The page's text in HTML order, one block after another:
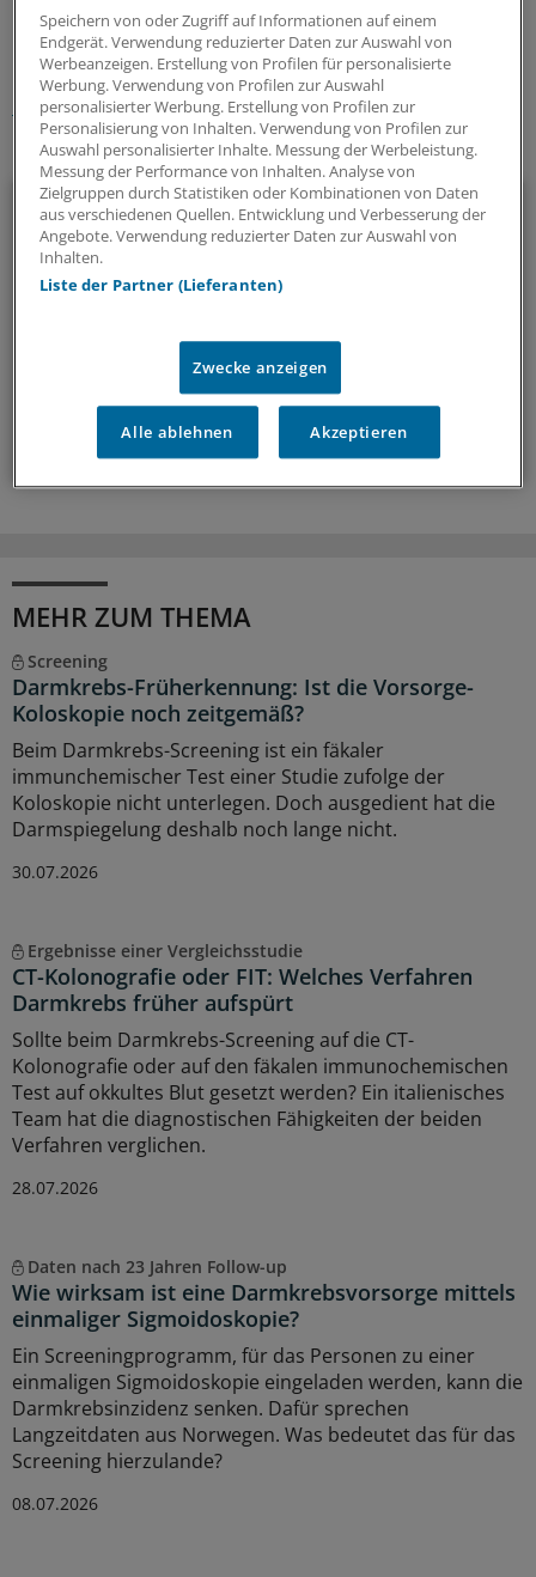
Schlagworte:
Kolorektales Karzinom/Darmkrebs Onkologie
Ihr Newsletter zum Thema
Onkologie
Unser Newsletter zur Onkologie stellt die wichtigsten
Neuigkeiten zum breiten Themenspektrum Krebs
alle 2 Wochen (Mittwoch)
Zum Abonnieren bitte anmelden
MEHR ZUM THEMA
Screening
Darmkrebs-Früherkennung: Ist die Vorsorge-
Koloskopie noch zeitgemäß?
Beim Darmkrebs-Screening ist ein fäkaler
immunchemischer Test einer Studie zufolge der
Koloskopie nicht unterlegen. Doch ausgedient hat die
Darmspiegelung deshalb noch lange nicht.
30.07.2026
Ergebnisse einer Vergleichsstudie
CT-Kolonografie oder FIT: Welches Verfahren
Darmkrebs früher aufspürt
Sollte beim Darmkrebs-Screening auf die CT-
Kolonografie oder auf den fäkalen immunochemischen
Test auf okkultes Blut gesetzt werden? Ein italienisches
Team hat die diagnostischen Fähigkeiten der beiden
Verfahren verglichen.
28.07.2026
Daten nach 23 Jahren Follow-up
Wie wirksam ist eine Darmkrebsvorsorge mittels
einmaliger Sigmoidoskopie?
Ein Screeningprogramm, für das Personen zu einer
einmaligen Sigmoidoskopie eingeladen werden, kann die
Darmkrebsinzidenz senken. Dafür sprechen
Langzeitdaten aus Norwegen. Was bedeutet das für das
Screening hierzulande?
08.07.2026
Speichern von oder Zugriff auf Informationen auf einem
Endgerät. Verwendung reduzierter Daten zur Auswahl von
Werbeanzeigen. Erstellung von Profilen für personalisierte
Werbung. Verwendung von Profilen zur Auswahl
personalisierter Werbung. Erstellung von Profilen zur
Personalisierung von Inhalten. Verwendung von Profilen zur
Auswahl personalisierter Inhalte. Messung der Werbeleistung.
Messung der Performance von Inhalten. Analyse von
Zielgruppen durch Statistiken oder Kombinationen von Daten
aus verschiedenen Quellen. Entwicklung und Verbesserung der
Angebote. Verwendung reduzierter Daten zur Auswahl von
Inhalten.
Liste der Partner (Lieferanten)
Zwecke anzeigen
Alle ablehnen Akzeptieren